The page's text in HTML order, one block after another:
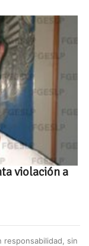
violación a
responsabilidad, sin